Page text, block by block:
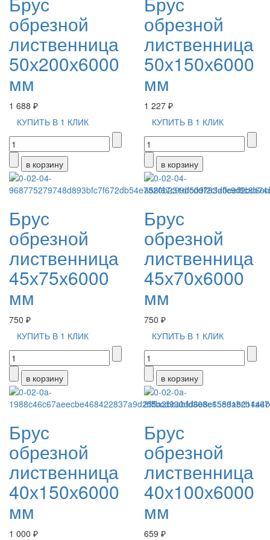
обрезной
лиственница
50х200х6000
мм
1 688 ₽
КУПИТЬ В 1 КЛИК
обрезной
лиственница
50х150х6000
мм
1 227 ₽
КУПИТЬ В 1 КЛИК
Брус
обрезной
лиственница
45х75х6000
мм
750 ₽
КУПИТЬ В 1 КЛИК
Брус
обрезной
лиственница
45х70х6000
мм
750 ₽
КУПИТЬ В 1 КЛИК
Брус
обрезной
лиственница
40х150х6000
мм
1 000 ₽
Брус
обрезной
лиственница
40х100х6000
мм
659 ₽